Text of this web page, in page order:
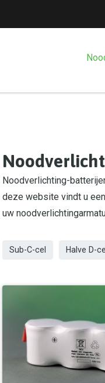
Noodverlichting-
deze website vindt u
uw
Sub-C-cel Halve D-cel